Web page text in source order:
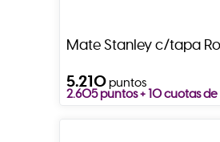
Mate Stanley c/tapa
5.210puntos
2.605 puntos + 10 cuotas de